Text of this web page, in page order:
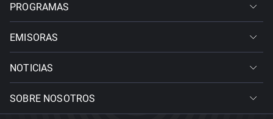
PROGRAMAS
EMISORAS
NOTICIAS
SOBRE NOSOTROS